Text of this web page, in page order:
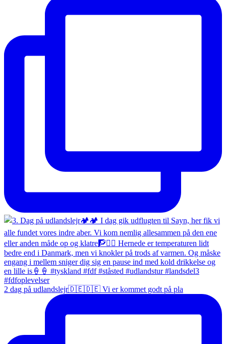
2 dag på udlandslejr🇩🇪🇩🇪 Vi er kommet godt på pla